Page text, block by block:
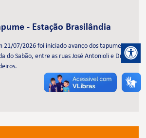
- Estação Brasilândia
21/07/2026 foi iniciado avanço dos tapumes
do Sabão, entre as ruas José Antonioli e Dr.